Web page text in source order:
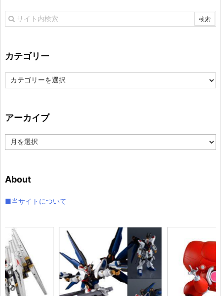
カテゴリー
カ
テ
ー
アーカイブ
ー
ブ
About
■当サイトについて